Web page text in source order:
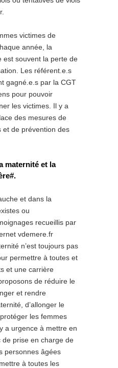
victimes de
année, la
est souvent la perte de
Les référent.e.s
gagné.e.s par la CGT
pour pouvoir
les victimes. Il y a
des mesures de
et de prévention des
maternité et la
et dans la
ou
recueillis par
vdemere.fr
n’est toujours pas
permettre à toutes et
et une carrière
de réduire le
et rendre
d’allonger le
les femmes
a urgence à mettre en
de prise en charge de
personnes âgées
à toutes les